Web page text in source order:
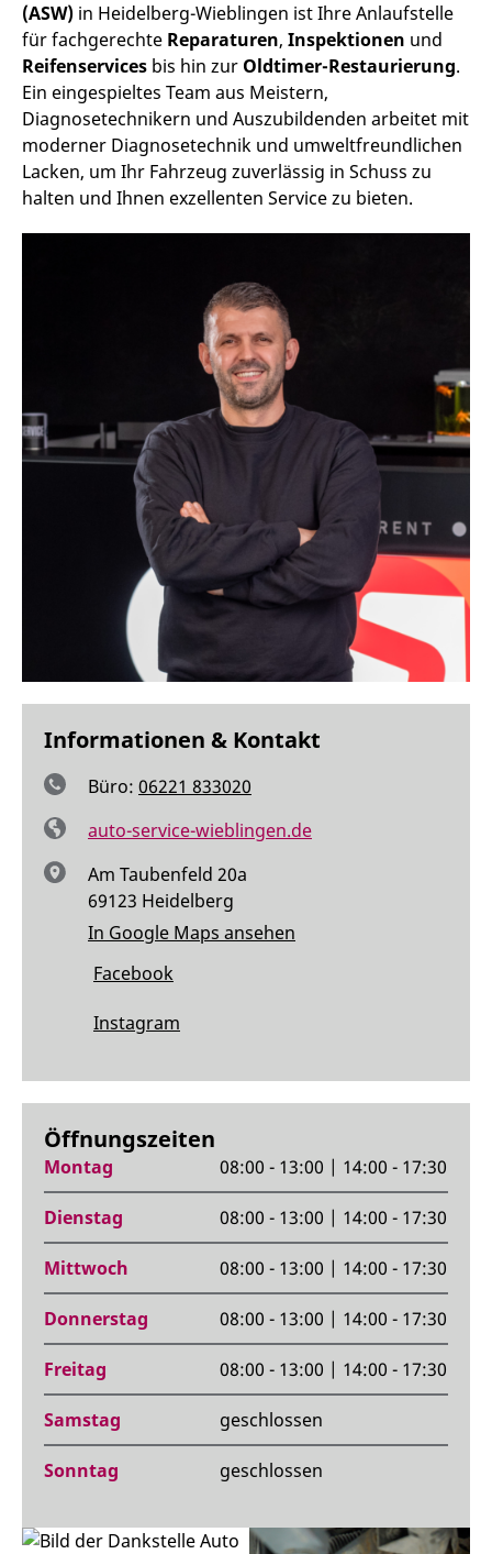
(ASW) in Heidelberg-Wieblingen ist Ihre Anlaufstelle
für fachgerechte Reparaturen, Inspektionen und
Reifenservices bis hin zur Oldtimer-Restaurierung.
Ein eingespieltes Team aus Meistern,
Diagnosetechnikern und Auszubildenden arbeitet mit
moderner Diagnosetechnik und umweltfreundlichen
Lacken, um Ihr Fahrzeug zuverlässig in Schuss zu
halten und Ihnen exzellenten Service zu bieten.
Informationen & Kontakt
Büro: 06221 833020
auto-service-wieblingen.de
Am Taubenfeld 20a
69123 Heidelberg
In Google Maps ansehen
Facebook
Instagram
Öffnungszeiten
Montag 08:00 - 13:00 | 14:00 - 17:30
Dienstag 08:00 - 13:00 | 14:00 - 17:30
Mittwoch 08:00 - 13:00 | 14:00 - 17:30
Donnerstag 08:00 - 13:00 | 14:00 - 17:30
Freitag 08:00 - 13:00 | 14:00 - 17:30
Samstag geschlossen
Sonntag geschlossen